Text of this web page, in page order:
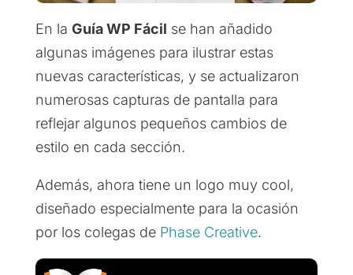
En la Guía WP Fácil se han añadido
algunas imágenes para ilustrar estas
nuevas características, y se actualizaron
numerosas capturas de pantalla para
reflejar algunos pequeños cambios de
estilo en cada sección.
Además, ahora tiene un logo muy cool,
diseñado especialmente para la ocasión
por los colegas de Phase Creative.